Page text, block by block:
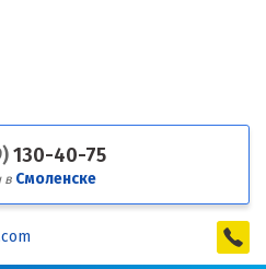
130-40-75
в Смоленске